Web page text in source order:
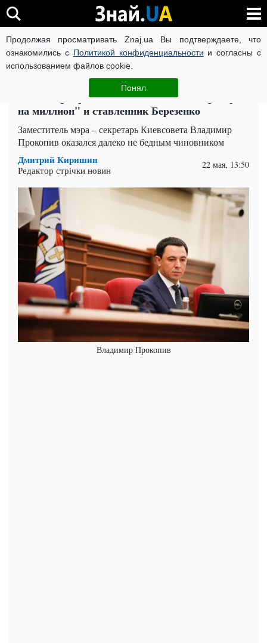
Продолжая просматривать Znaj.ua Вы подтверждаете, что
ознакомились с Политикой конфиденциальности и согласны с
использованием файлов cookie.
Понял
ВОЙНА РОССИИ ПРОТИВ УКРАИНЫ КОРОНАВИРУС В
Компромат ЧИТАТИ УКРАЇНСЬКОЮ
Владимир Прокопив: чем владеет "секретарь
на миллион" и ставленник Березенко
Заместитель мэра – секретарь Киевсовета Владимир
Прокопив оказался далеко не бедным чиновником
Дмитрий Киришин
Редактор стрічки новин 22 мая, 13:50
Владимир Прокопив